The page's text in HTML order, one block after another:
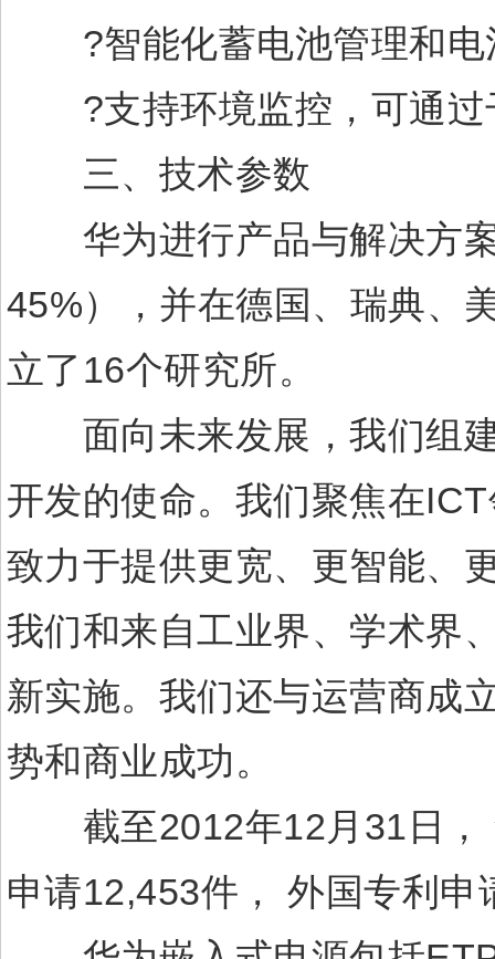
?智能化蓄电池管理和电
?支持环境监控，可通过
三、技术参数
华为进行产品与解决方案
45%），并在德国、瑞典、
立了16个研究所。
面向未来发展，我们组建
开发的使命。我们聚焦在
致力于提供更宽、更智能、
我们和来自工业界、学术界
新实施。我们还与运营商成
势和商业成功。
截至2012年12月31日，
申请12,453件， 外国专利